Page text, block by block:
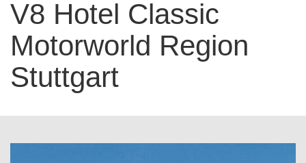
V8 Hotel Classic
Motorworld Region
Stuttgart